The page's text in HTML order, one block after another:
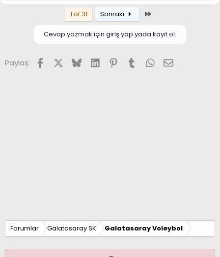
1 of 31 Sonraki
Cevap yazmak için giriş yap yada kayıt ol.
Paylaş: FacebookX (Twitter)
BlueskyLinkedInPinterest
TumblrWhatsApp
E-posta
Forumlar Galatasaray SK Galatasaray Voleybol